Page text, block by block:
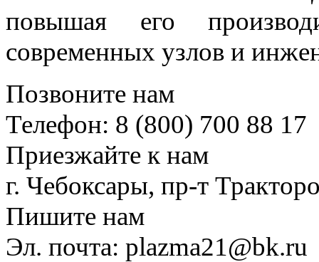
повышая его
современных узлов и
Позвоните нам
Телефон: 8 (800) 700 88 17
Приезжайте к нам
г. Чебоксары, пр-т
Пишите нам
Эл. почта: plazma21@bk.ru